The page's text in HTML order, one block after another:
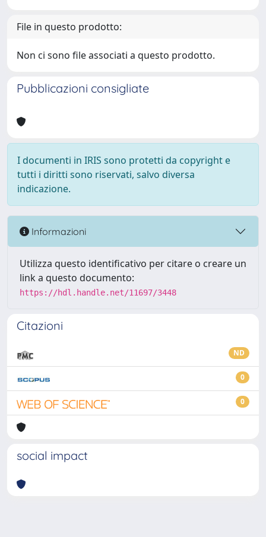
File in questo prodotto:
Non ci sono file associati a questo prodotto.
Pubblicazioni consigliate
I documenti in IRIS sono protetti da copyright e
tutti i diritti sono riservati, salvo diversa
indicazione.
Informazioni
Utilizza questo identificativo per citare o creare un
link a questo documento:
https://hdl.handle.net/11697/3448
Citazioni
ND
0
0
social impact